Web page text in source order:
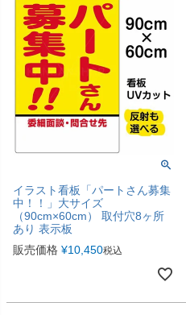
イラスト看板「パートさん募集
中！！」大サイズ
（90cm×60cm） 取付穴8ヶ所
あり 表示板
販売価格 ¥10,450税込